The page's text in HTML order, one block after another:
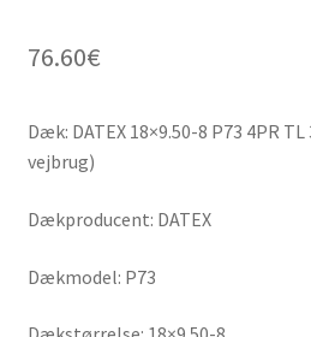
76.60€
Dæk: DATEX 18×9.50-8 P73 4PR
vejbrug)
Dækproducent: DATEX
Dækmodel: P73